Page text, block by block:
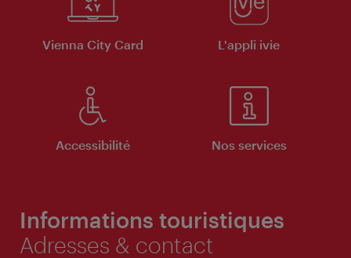
Vienna City Card L'appli ivie
Accessibilité Nos services
Informations touristiques
Adresses & contact